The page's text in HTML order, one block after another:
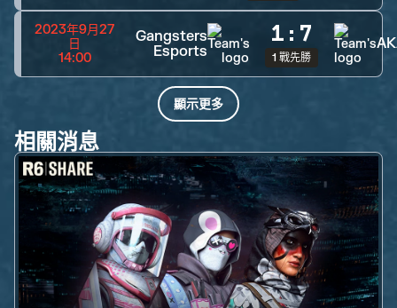
2023年9月27
日
14:00
Gangsters
Esports
1 : 7
1 戰先勝
顯示更多
相關消息